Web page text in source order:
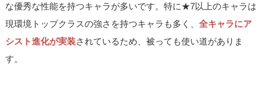
な優秀な性能を持つキャラが多いです。特に★7以上のキャラは
現環境トップクラスの強さを持つキャラも多く、全キャラにア
シスト進化が実装されているため、被っても使い道がありま
す。